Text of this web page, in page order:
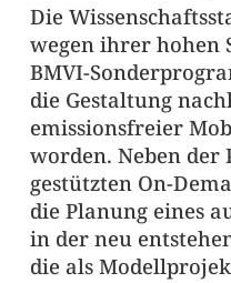
Die
wegen ihrer hohen
BMVI-
die Gestaltung
emissionsfreier
worden. Neben der
gestützten On-
die Planung eines
in der neu
die als